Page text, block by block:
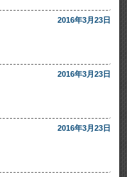
2016年3月23日
2016年3月23日
2016年3月23日